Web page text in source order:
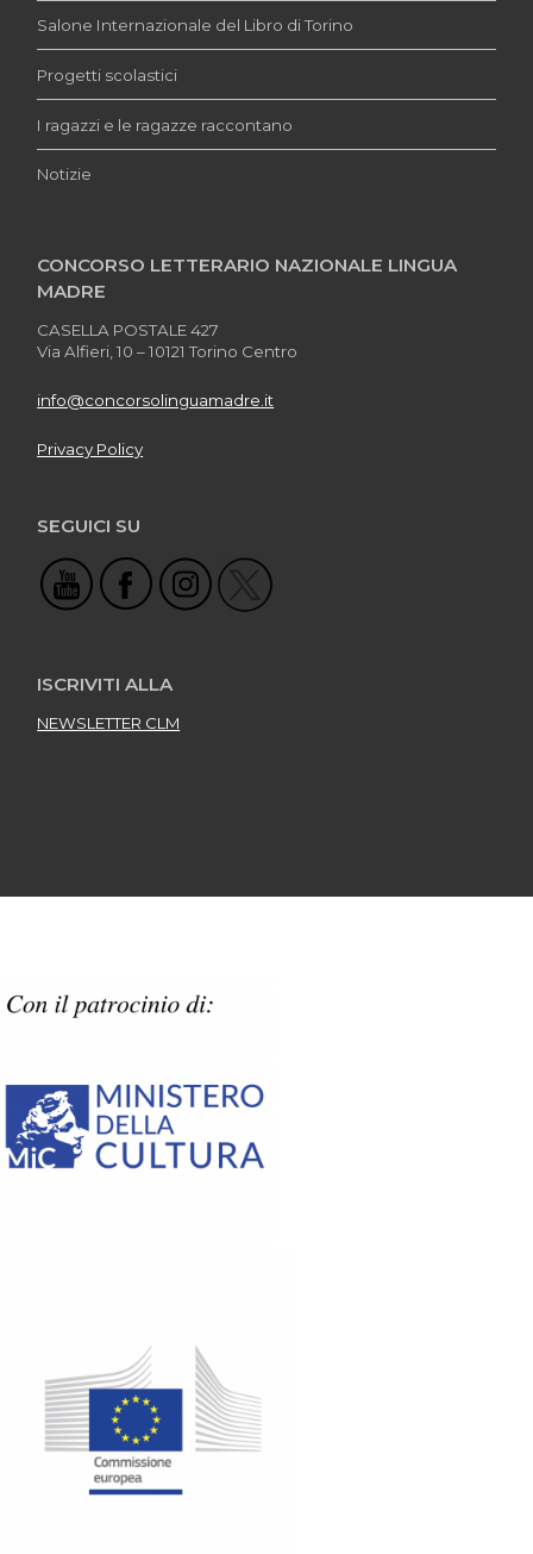
Salone Internazionale del Libro di Torino
Progetti scolastici
I ragazzi e le ragazze raccontano
Notizie
CONCORSO LETTERARIO NAZIONALE LINGUA
MADRE
CASELLA POSTALE 427
Via Alfieri, 10 – 10121 Torino Centro
info@concorsolinguamadre.it
Privacy Policy
SEGUICI SU
ISCRIVITI ALLA
NEWSLETTER CLM